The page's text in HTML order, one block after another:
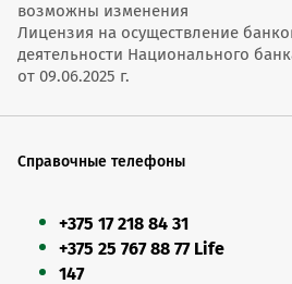
возможны изменения
Лицензия на осуществление
деятельности Национального
от 09.06.2025 г.
Справочные телефоны
+375 17 218 84 31
+375 25 767 88 77 Life
147